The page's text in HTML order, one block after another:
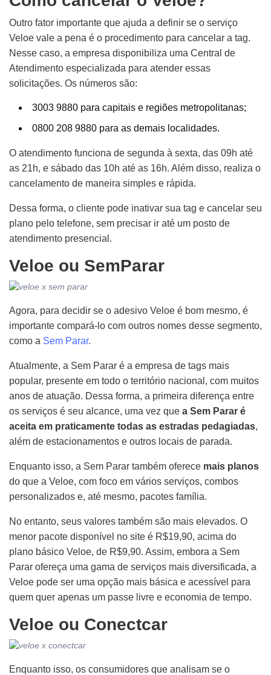
Outro fator importante que ajuda a definir se o serviço
Veloe vale a pena é o procedimento para cancelar a tag.
Nesse caso, a empresa disponibiliza uma Central de
Atendimento especializada para atender essas
solicitações. Os números são:
3003 9880 para capitais e regiões metropolitanas;
0800 208 9880 para as demais localidades.
O atendimento funciona de segunda à sexta, das 09h até
as 21h, e sábado das 10h até as 16h. Além disso, realiza o
cancelamento de maneira simples e rápida.
Dessa forma, o cliente pode inativar sua tag e cancelar seu
plano pelo telefone, sem precisar ir até um posto de
atendimento presencial.
Veloe ou SemParar
Agora, para decidir se o adesivo Veloe é bom mesmo, é
importante compará-lo com outros nomes desse segmento,
como a Sem Parar.
Atualmente, a Sem Parar é a empresa de tags mais
popular, presente em todo o território nacional, com muitos
anos de atuação. Dessa forma, a primeira diferença entre
os serviços é seu alcance, uma vez que a Sem Parar é
aceita em praticamente todas as estradas pedagiadas,
além de estacionamentos e outros locais de parada.
Enquanto isso, a Sem Parar também oferece mais planos
do que a Veloe, com foco em vários serviços, combos
personalizados e, até mesmo, pacotes família.
No entanto, seus valores também são mais elevados. O
menor pacote disponível no site é R$19,90, acima do
plano básico Veloe, de R$9,90. Assim, embora a Sem
Parar ofereça uma gama de serviços mais diversificada, a
Veloe pode ser uma opção mais básica e acessível para
quem quer apenas um passe livre e economia de tempo.
Veloe ou Conectcar
Enquanto isso, os consumidores que analisam se o